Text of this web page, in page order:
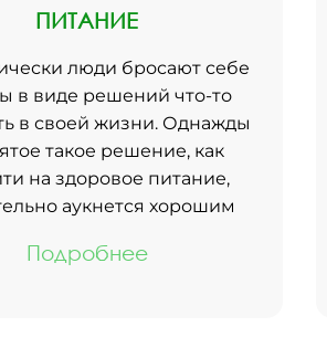
ПИТАНИЕ
люди бросают себе
в виде решений что-то
в своей жизни. Однажды
такое решение, как
на здоровое питание,
аукнется хорошим
Подробнее